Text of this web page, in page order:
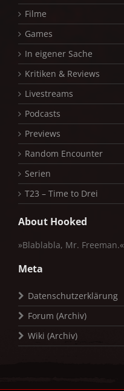
Filme
Games
In eigener Sache
Kritiken & Reviews
Livestreams
Podcasts
Previews
Random Encounter
Serien
T23 – Time to Drei
About Hooked
»Blablabla, Mr. Freeman.«
Meta
Datenschutzerklärung
Forum (Archiv)
Wiki (Archiv)